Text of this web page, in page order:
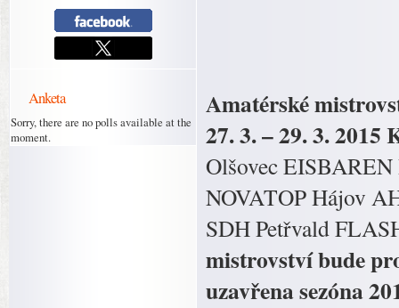
Anketa
Sorry, there are no polls available at the
moment.
Amatérské
27. 3. – 29. 3.
Olšovec
NOVATOP Hájov
SDH Petřvald
mistrovství bude
uzavřena sezóna